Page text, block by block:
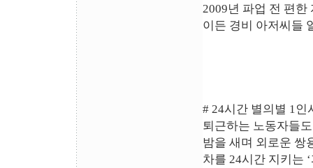
2009년 파업 전 편한
이든 경비 아저씨들
# 24시간 별의별 1인
퇴근하는 노동자들
밤을 새며 외로운 쌍
차를 24시간 지키는